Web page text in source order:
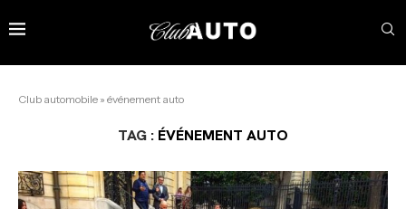
Club automobile » événement auto
TAG : ÉVÉNEMENT AUTO